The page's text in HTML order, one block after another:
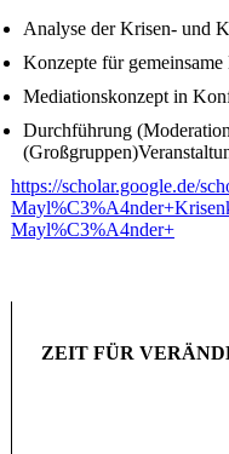
Analyse der Krisen- und
Konzepte für
Mediationskonzept in
Durchführung
https://scholar.google.de/
Mayl%C3%A4nder+
ZEIT FÜR